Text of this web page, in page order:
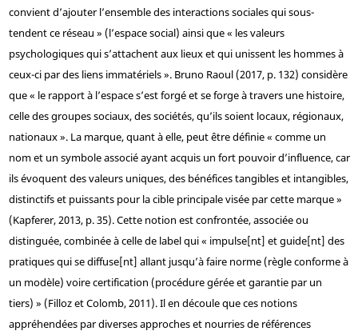
convient d’ajouter l’ensemble des interactions sociales qui sous-
tendent ce réseau » (l’espace social) ainsi que « les valeurs
psychologiques qui s’attachent aux lieux et qui unissent les hommes à
ceux-ci par des liens immatériels ». Bruno Raoul (2017, p. 132) considère
que « le rapport à l’espace s’est forgé et se forge à travers une histoire,
celle des groupes sociaux, des sociétés, qu’ils soient locaux, régionaux,
nationaux ». La marque, quant à elle, peut être définie « comme un
nom et un symbole associé ayant acquis un fort pouvoir d’influence, car
ils évoquent des valeurs uniques, des bénéfices tangibles et intangibles,
distinctifs et puissants pour la cible principale visée par cette marque »
(Kapferer, 2013, p. 35). Cette notion est confrontée, associée ou
distinguée, combinée à celle de label qui « impulse[nt] et guide[nt] des
pratiques qui se diffuse[nt] allant jusqu’à faire norme (règle conforme à
un modèle) voire certification (procédure gérée et garantie par un
tiers) » (Filloz et Colomb, 2011). Il en découle que ces notions
appréhendées par diverses approches et nourries de références